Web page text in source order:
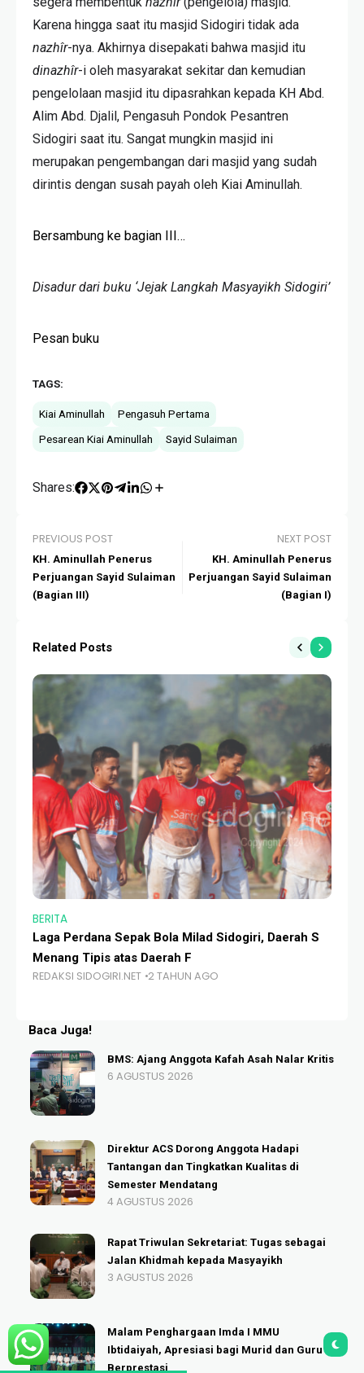
Karena hingga saat itu masjid Sidogiri tidak ada
nazhîr-nya. Akhirnya disepakati bahwa masjid itu
dinazhîr-i oleh masyarakat sekitar dan kemudian
pengelolaan masjid itu dipasrahkan kepada KH Abd.
Alim Abd. Djalil, Pengasuh Pondok Pesantren
Sidogiri saat itu. Sangat mungkin masjid ini
merupakan pengembangan dari masjid yang sudah
dirintis dengan susah payah oleh Kiai Aminullah.
Bersambung ke bagian III…
Disadur dari buku ‘Jejak Langkah Masyayikh Sidogiri’
Pesan buku
TAGS:
Kiai Aminullah
Pengasuh Pertama
Pesarean Kiai Aminullah
Sayid Sulaiman
Shares:
PREVIOUS POST
KH. Aminullah Penerus
Perjuangan Sayid Sulaiman
(Bagian III)
NEXT POST
KH. Aminullah Penerus
Perjuangan Sayid Sulaiman
(Bagian I)
Related Posts
BERITA
Laga Perdana Sepak Bola Milad Sidogiri, Daerah S
Menang Tipis atas Daerah F
REDAKSI SIDOGIRI.NET 2 TAHUN AGO
Baca Juga!
BMS: Ajang Anggota Kafah Asah Nalar Kritis
6 AGUSTUS 2026
Direktur ACS Dorong Anggota Hadapi
Tantangan dan Tingkatkan Kualitas di
Semester Mendatang
4 AGUSTUS 2026
Rapat Triwulan Sekretariat: Tugas sebagai
Jalan Khidmah kepada Masyayikh
3 AGUSTUS 2026
Malam Penghargaan Imda I MMU
Ibtidaiyah, Apresiasi bagi Murid dan Guru
Berprestasi